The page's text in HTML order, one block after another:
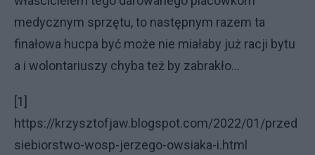
medycznym sprzętu, to następnym razem ta
finałowa hucpa być może nie miałaby już racji bytu
a i wolontariuszy chyba też by zabrakło...
[1]
https://krzysztofjaw.blogspot.com/2022/01/przed
siebiorstwo-wosp-jerzego-owsiaka-i.html